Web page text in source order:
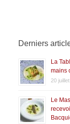
Derniers
La
mains
20
Le